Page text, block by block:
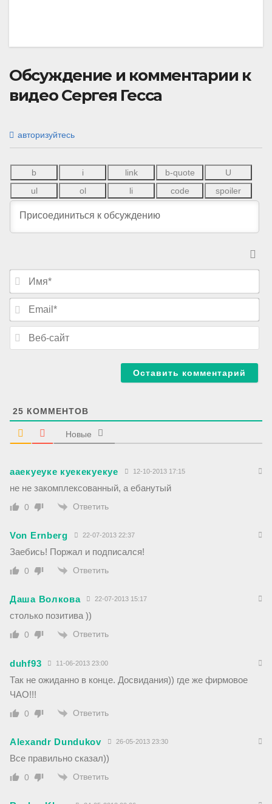
Обсуждение и комментарии к
видео Сергея Гесса
авторизуйтесь
И
я
E
a
25 КОММЕНТОВ
Новые
ааекуеуке куекекуекуе 12-10-2013 17:15
не не закомплексованный, а ебанутый
0 Ответить
Von Ernberg 22-07-2013 22:37
Заебись! Поржал и подписался!
0 Ответить
Даша Волкова 22-07-2013 15:17
столько позитива ))
0 Ответить
duhf93 11-06-2013 23:00
Так не ожиданно в конце. Досвидания)) где же фирмовое
ЧАО!!!
0 Ответить
Alexandr Dundukov 26-05-2013 23:30
Все правильно сказал))
0 Ответить